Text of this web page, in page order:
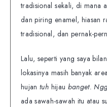
tradisional sekali, di mana
dan piring enamel, hiasan
tradisional, dan pernak-
Lalu, seperti yang saya
lokasinya masih banyak
hujantuh hijau banget.
ada sawah-sawah itu atau